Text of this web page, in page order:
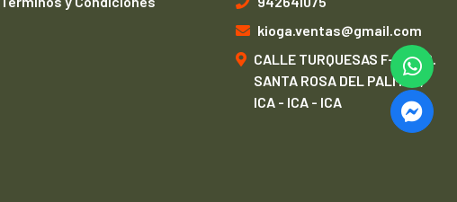
kioga.ventas@gmail.com
CALLE TURQUESAS F-1, URB.
SANTA ROSA DEL PALMAR,
ICA - ICA - ICA